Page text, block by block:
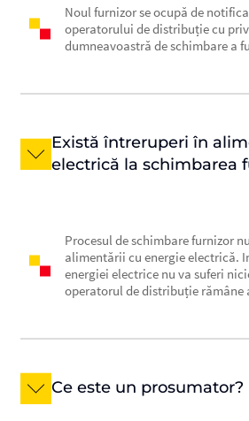
Noul furnizor se ocupă de
operatorului de distribuție cu
dumneavoastră de schimbare a
Există întreruperi în
electrică la schimbarea
Procesul de schimbare furnizor
alimentării cu energie electrică.
energiei electrice nu va suferi
operatorul de distribuție rămâne
Ce este un prosumator?